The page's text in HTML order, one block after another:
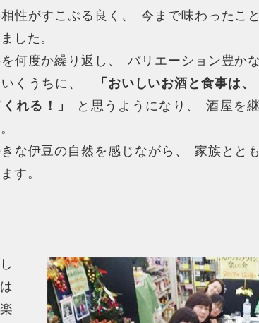
性がすこぶる良く 、
今まで味わったこ
した。
何度か繰り返し 、
バリエーション豊か
くうちに、 「 おいしいお酒と食事は、
れる！
」 と思うようになり 、
酒屋を
。
な伊豆の自然を感じながら 、
家族とと
す。